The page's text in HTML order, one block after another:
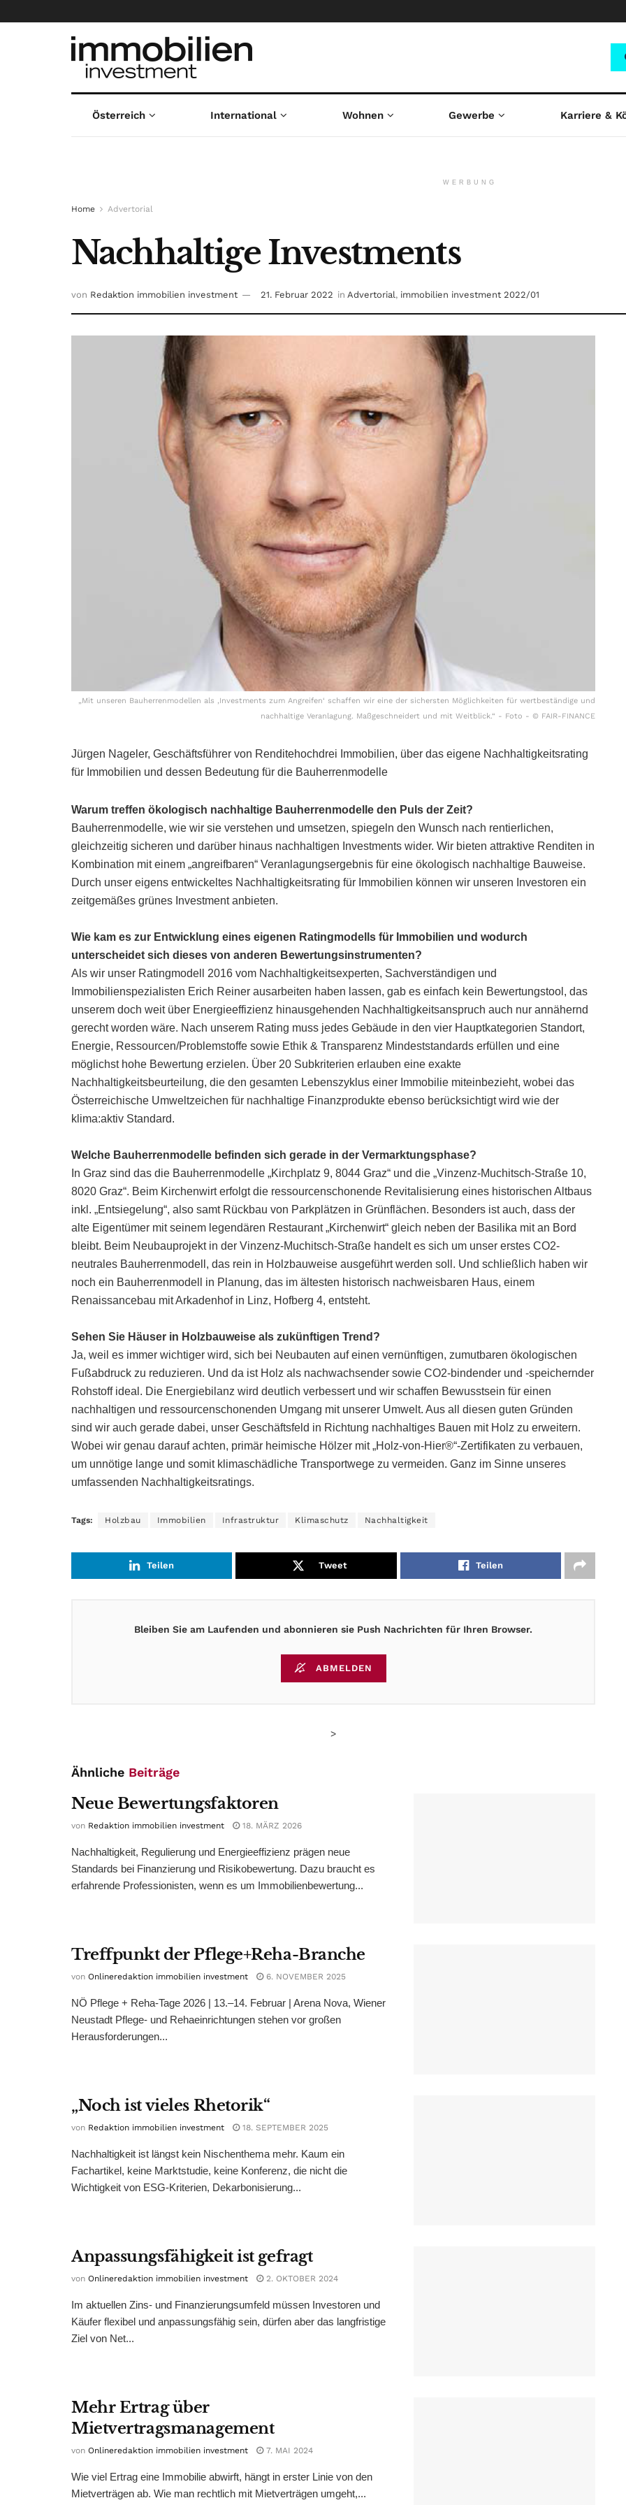
Österreich International Wohnen Gewerbe Karriere &
WERBUNG
Home Advertorial
Nachhaltige Investments
von Redaktion immobilien investment 21. Februar 2022 in Advertorial, immobilien investment 2022/01
„Mit unseren Bauherrenmodellen als ,Investments zum Angreifen‘ schaffen wir eine der sichersten Möglichkeiten für wertbeständige und
nachhaltige Veranlagung. Maßgeschneidert und mit Weitblick.“ - Foto - © FAIR-FINANCE
Jürgen Nageler, Geschäftsführer von Renditehochdrei Immobilien, über das eigene Nachhaltigkeitsrating
für Immobilien und dessen Bedeutung für die Bauherrenmodelle
Warum treffen ökologisch nachhaltige Bauherrenmodelle den Puls der Zeit?
Bauherrenmodelle, wie wir sie verstehen und umsetzen, spiegeln den Wunsch nach rentierlichen,
gleichzeitig sicheren und darüber hinaus nachhaltigen Investments wider. Wir bieten attraktive Renditen in
Kombination mit einem „angreifbaren“ Veranlagungsergebnis für eine ökologisch nachhaltige Bauweise.
Durch unser eigens entwickeltes Nachhaltigkeitsrating für Immobilien können wir unseren Investoren ein
zeitgemäßes grünes Investment anbieten.
Wie kam es zur Entwicklung eines eigenen Ratingmodells für Immobilien und wodurch
unterscheidet sich dieses von anderen Bewertungsinstrumenten?
Als wir unser Ratingmodell 2016 vom Nachhaltigkeitsexperten, Sachverständigen und
Immobilienspezialisten Erich Reiner ausarbeiten haben lassen, gab es einfach kein Bewertungstool, das
unserem doch weit über Energieeffizienz hinausgehenden Nachhaltigkeitsanspruch auch nur annähernd
gerecht worden wäre. Nach unserem Rating muss jedes Gebäude in den vier Hauptkategorien Standort,
Energie, Ressourcen/Problemstoffe sowie Ethik & Transparenz Mindeststandards erfüllen und eine
möglichst hohe Bewertung erzielen. Über 20 Subkriterien erlauben eine exakte
Nachhaltigkeitsbeurteilung, die den gesamten Lebenszyklus einer Immobilie miteinbezieht, wobei das
Österreichische Umweltzeichen für nachhaltige Finanzprodukte ebenso berücksichtigt wird wie der
klima:aktiv Standard.
Welche Bauherrenmodelle befinden sich gerade in der Vermarktungsphase?
In Graz sind das die Bauherrenmodelle „Kirchplatz 9, 8044 Graz“ und die „Vinzenz-Muchitsch-Straße 10,
8020 Graz“. Beim Kirchenwirt erfolgt die ressourcenschonende Revitalisierung eines historischen Altbaus
inkl. „Entsiegelung“, also samt Rückbau von Parkplätzen in Grünflächen. Besonders ist auch, dass der
alte Eigentümer mit seinem legendären Restaurant „Kirchenwirt“ gleich neben der Basilika mit an Bord
bleibt. Beim Neubauprojekt in der Vinzenz-Muchitsch-Straße handelt es sich um unser erstes CO2-
neutrales Bauherrenmodell, das rein in Holzbauweise ausgeführt werden soll. Und schließlich haben wir
noch ein Bauherrenmodell in Planung, das im ältesten historisch nachweisbaren Haus, einem
Renaissancebau mit Arkadenhof in Linz, Hofberg 4, entsteht.
Sehen Sie Häuser in Holzbauweise als zukünftigen Trend?
Ja, weil es immer wichtiger wird, sich bei Neubauten auf einen vernünftigen, zumutbaren ökologischen
Fußabdruck zu reduzieren. Und da ist Holz als nachwachsender sowie CO2-bindender und -speichernder
Rohstoff ideal. Die Energiebilanz wird deutlich verbessert und wir schaffen Bewusstsein für einen
nachhaltigen und ressourcenschonenden Umgang mit unserer Umwelt. Aus all diesen guten Gründen
sind wir auch gerade dabei, unser Geschäftsfeld in Richtung nachhaltiges Bauen mit Holz zu erweitern.
Wobei wir genau darauf achten, primär heimische Hölzer mit „Holz-von-Hier®“-Zertifikaten zu verbauen,
um unnötige lange und somit klimaschädliche Transportwege zu vermeiden. Ganz im Sinne unseres
umfassenden Nachhaltigkeitsratings.
Tags: Holzbau Immobilien Infrastruktur Klimaschutz Nachhaltigkeit
Teilen Tweet Teilen
Bleiben Sie am Laufenden und abonnieren sie Push Nachrichten für Ihren Browser.
ABMELDEN
>
Ähnliche Beiträge
Neue Bewertungsfaktoren
von Redaktion immobilien investment 18. MÄRZ 2026
Nachhaltigkeit, Regulierung und Energieeffizienz prägen neue
Standards bei Finanzierung und Risikobewertung. Dazu braucht es
erfahrende Professionisten, wenn es um Immobilienbewertung...
Treffpunkt der Pflege+Reha-Branche
von Onlineredaktion immobilien investment 6. NOVEMBER 2025
NÖ Pflege + Reha-Tage 2026 | 13.–14. Februar | Arena Nova, Wiener
Neustadt Pflege- und Rehaeinrichtungen stehen vor großen
Herausforderungen...
„Noch ist vieles Rhetorik“
von Redaktion immobilien investment 18. SEPTEMBER 2025
Nachhaltigkeit ist längst kein Nischenthema mehr. Kaum ein
Fachartikel, keine Marktstudie, keine Konferenz, die nicht die
Wichtigkeit von ESG-Kriterien, Dekarbonisierung...
Anpassungsfähigkeit ist gefragt
von Onlineredaktion immobilien investment 2. OKTOBER 2024
Im aktuellen Zins- und Finanzierungsumfeld müssen Investoren und
Käufer flexibel und anpassungsfähig sein, dürfen aber das langfristige
Ziel von Net...
Mehr Ertrag über
Mietvertragsmanagement
von Onlineredaktion immobilien investment 7. MAI 2024
Wie viel Ertrag eine Immobilie abwirft, hängt in erster Linie von den
Mietverträgen ab. Wie man rechtlich mit Mietverträgen umgeht,...